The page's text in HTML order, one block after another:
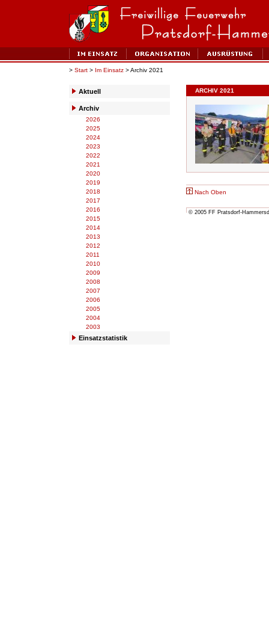
> Start > Im Einsatz > Archiv 2021
Aktuell
Archiv
2026
2025
2024
2023
2022
2021
2020
2019
2018
2017
2016
2015
2014
2013
2012
2011
2010
2009
2008
2007
2006
2005
2004
2003
Einsatzstatistik
ARCHIV 2021
Nach Oben
© 2005 FF Pratsdorf-